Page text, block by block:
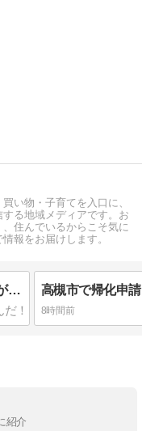
い物・子育てを入口に、
る地域メディアです。お
住んでいるからこそ気に
報をお届けします。
【JR高槻駅周辺】ティップネス高槻が閉店｜現時点で分かること
8時間前
紹介